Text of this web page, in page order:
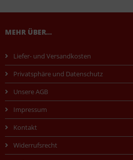
MEHR ÜBER...
Liefer- und Versandkosten
Privatsphäre und Datenschutz
Unsere AGB
Impressum
Kontakt
Widerrufsrecht